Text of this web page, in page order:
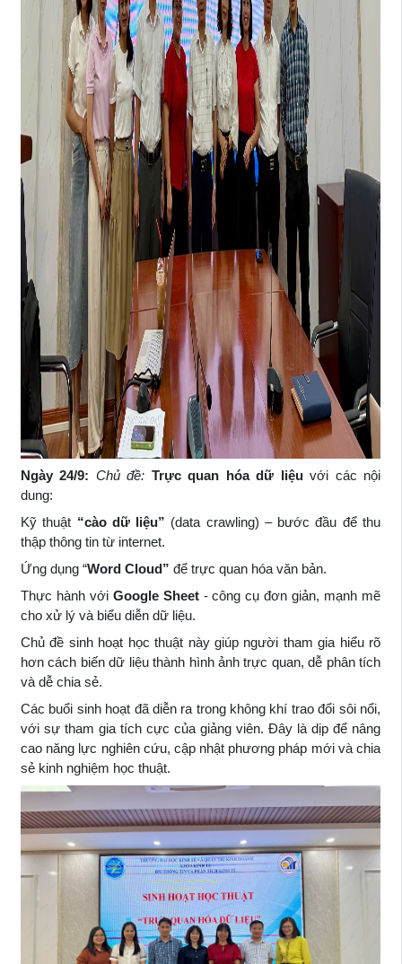
Ngày 24/9: Chủ đề: Trực quan hóa dữ liệu với các nội
dung:
Kỹ thuật “cào dữ liệu” (data crawling) – bước đầu để thu
thập thông tin từ internet.
Ứng dụng “Word Cloud” để trực quan hóa văn bản.
Thực hành với Google Sheet- công cụ đơn giản, mạnh mẽ
cho xử lý và biểu diễn dữ liệu.
Chủ đề sinh hoạt học thuật này giúp người tham gia hiểu rõ
hơn cách biến dữ liệu thành hình ảnh trực quan, dễ phân tích
và dễ chia sẻ.
Các buổi sinh hoạt đã diễn ra trong không khí trao đổi sôi nổi,
với sự tham gia tích cực của giảng viên. Đây là dịp để nâng
cao năng lực nghiên cứu, cập nhật phương pháp mới và chia
sẻ kinh nghiệm học thuật.